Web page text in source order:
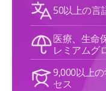
50以上の言
医療、生命
レミアムグ
9,000以上
セス